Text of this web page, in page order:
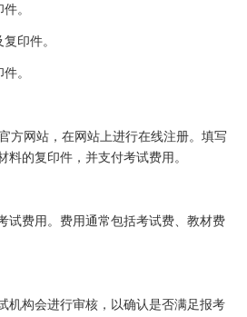
。
印件。
。
网站，在网站上进行在线注册。填写
的复印件，并支付考试费用。
费用。费用通常包括考试费、教材费
构会进行审核，以确认是否满足报考